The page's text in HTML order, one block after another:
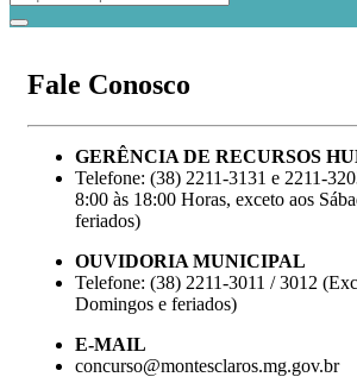
Fale Conosco
GERÊNCIA DE RECURSOS
Telefone: (38) 2211-3131 e 2211-
8:00 às 18:00 Horas, exceto aos
feriados)
OUVIDORIA MUNICIPAL
Telefone: (38) 2211-​3011 / 3012
Domingos e feriados)
E-MAIL
concurso@montesclaros.mg.gov.br